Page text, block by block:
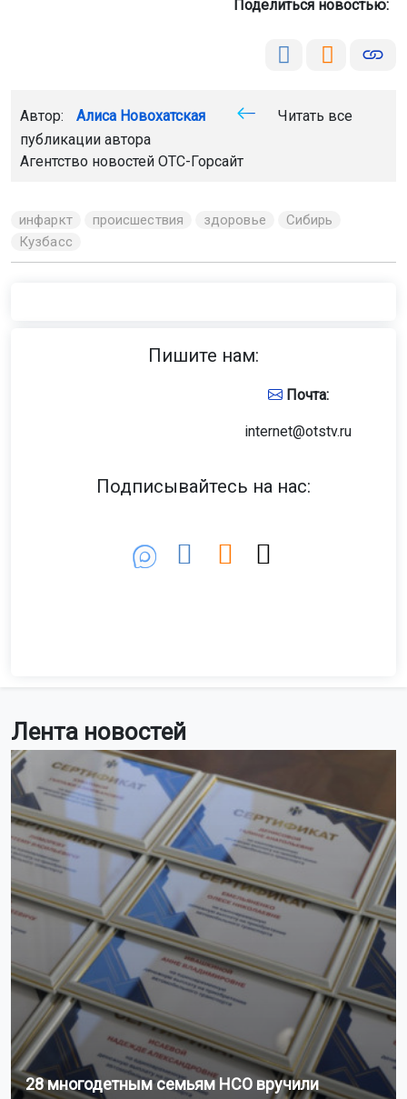
Лента новостей
28 многодетным семьям НСО вручили
Поделиться новостью:
Автор: Алиса Новохатская
Читать все
публикации автора
Агентство новостей ОТС-Горсайт
инфаркт происшествия здоровье
Сибирь
Кузбасс
Пишите нам:
Почта:
internet@otstv.ru
Подписывайтесь на нас: